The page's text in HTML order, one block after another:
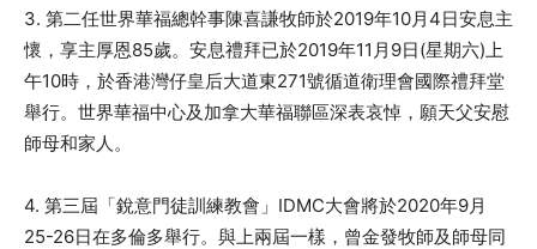
3. 第二任世界華福總幹事陳喜謙牧師於2019年10月4日安息主
懷，享主厚恩85歲。安息禮拜已於2019年11月9日(星期六)上
午10時，於香港灣仔皇后大道東271號循道衛理會國際禮拜堂
舉行。世界華福中心及加拿大華福聯區深表哀悼，願天父安慰
師母和家人。
4. 第三屆「銳意門徒訓練教會」IDMC大會將於2020年9月
25-26日在多倫多舉行。與上兩屆一樣，曾金發牧師及師母同